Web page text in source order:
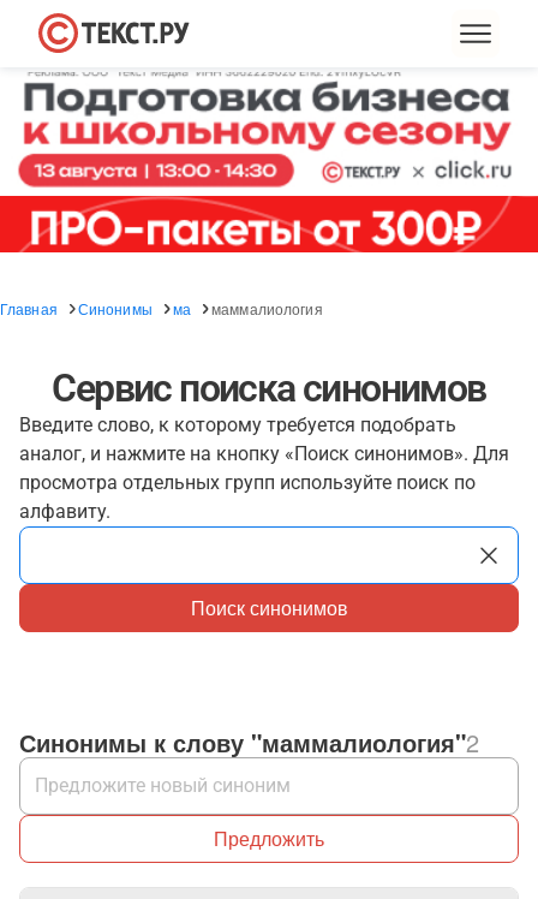
Главная Синонимы ма маммалиология
Сервис поиска синонимов
Введите слово, к которому требуется подобрать
аналог, и нажмите на кнопку «Поиск синонимов». Для
просмотра отдельных групп используйте поиск по
алфавиту.
Поиск синонимов
Синонимы к слову "маммалиология"2
Предложить